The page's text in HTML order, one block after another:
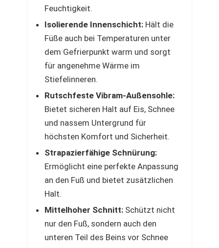
Feuchtigkeit.
Isolierende Innenschicht: Hält die
Füße auch bei Temperaturen unter
dem Gefrierpunkt warm und sorgt
für angenehme Wärme im
Stiefelinneren.
Rutschfeste Vibram-Außensohle:
Bietet sicheren Halt auf Eis, Schnee
und nassem Untergrund für
höchsten Komfort und Sicherheit.
Strapazierfähige Schnürung:
Ermöglicht eine perfekte Anpassung
an den Fuß und bietet zusätzlichen
Halt.
Mittelhoher Schnitt: Schützt nicht
nur den Fuß, sondern auch den
unteren Teil des Beins vor Schnee